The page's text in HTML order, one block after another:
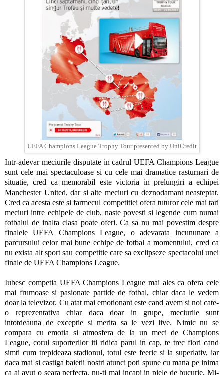
UEFA Champions League Trophy Tour presented by UniCredit
Intr-adevar meciurile disputate in cadrul UEFA Champions League
sunt cele mai spectaculoase si cu cele mai dramatice rasturnari de
situatie, cred ca memorabil este victoria in prelungiri a echipei
Manchester United, dar si alte meciuri cu deznodamant neasteptat.
Cred ca acesta este si farmecul competitiei ofera tuturor cele mai tari
meciuri intre echipele de club, naste povesti si legende cum numai
fotbalul de inalta clasa poate oferi. Ca sa nu mai povestim despre
finalele UEFA Champions League, o adevarata incununare a
parcursului celor mai bune echipe de fotbal a momentului, cred ca
nu exista alt sport sau competitie care sa exclipseze spectacolul unei
finale de UEFA Champions League.
Iubesc competia UEFA Champions League mai ales ca ofera cele
mai frumoase si pasionate partide de fotbal, chiar daca le vedem
doar la televizor. Cu atat mai emotionant este cand avem si noi cate-
o reprezentativa chiar daca doar in grupe, meciurile sunt
intotdeauna de exceptie si merita sa le vezi live. Nimic nu se
compara cu emotia si atmosfera de la un meci de Champions
League, corul suporterilor iti ridica parul in cap, te trec fiori cand
simti cum trepideaza stadionul, totul este feeric si la superlativ, iar
daca mai si castiga baietii nostri atunci poti spune cu mana pe inima
ca ai avut o seara perfecta, nu-ti mai incapi in piele de bucurie. Mi-